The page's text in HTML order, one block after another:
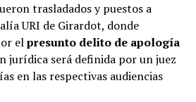
trasladados y puestos a
URI de Girardot, donde
elpresunto delito de apología
jurídica será definida por un juez
en las respectivas audiencias